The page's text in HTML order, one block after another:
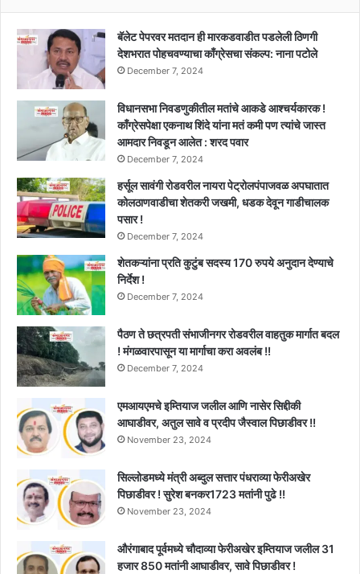
अजित
बॅलेट पेपरवर मतदान ही मारकडवाडीत पडलेली ठिणगी
देशभरात पोहचवण्याचा काँग्रेसचा संकल्प: नाना पटोले
December 7, 2024
विधानसभा निवडणुकीतील मतांचे आकडे आश्चर्यकारक !
काँग्रेसपेक्षा एकनाथ शिंदे यांना मतं कमी पण त्यांचे जास्त
आमदार निवडून आलेत : शरद पवार
December 7, 2024
हर्सूल सावंगी रोडवरील नायरा पेट्रोलपंपाजवळ अपघातात
कोलठाणवाडीचा शेतकरी जखमी, धडक देवून गाडीचालक
पसार !
December 7, 2024
शेतकऱ्यांना प्रति कुटुंब सदस्य 170 रुपये अनुदान देण्याचे
निर्देश !
December 7, 2024
पैठण ते छत्रपती संभाजीनगर रोडवरील वाहतुक मार्गात बदल
! मंगळवारपासून या मार्गाचा करा अवलंब !!
December 7, 2024
एमआयएमचे इम्तियाज जलील आणि नासेर सिद्दीकी
आघाडीवर, अतुल सावे व प्रदीप जैस्वाल पिछाडीवर !!
November 23, 2024
सिल्लोडमध्ये मंत्री अब्दुल सत्तार पंधराव्या फेरीअखेर
पिछाडीवर ! सुरेश बनकर1723 मतांनी पुढे !!
November 23, 2024
औरंगाबाद पूर्वमध्ये चौदाव्या फेरीअखेर इम्तियाज जलील 31
हजार 850 मतांनी आघाडीवर, सावे पिछाडीवर !